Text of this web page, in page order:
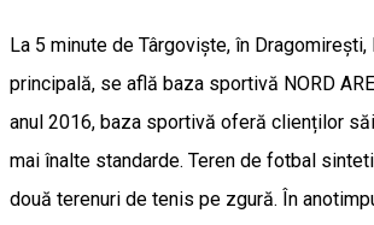
La 5 minute de Târgoviște, în Dragomirești,
principală, se află baza sportivă NORD
anul 2016, baza sportivă oferă clienților
mai înalte standarde. Teren de fotbal
două terenuri de tenis pe zgură. În